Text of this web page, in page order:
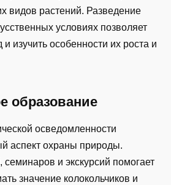
видов растений. Разведение
условиях позволяет
изучить особенности их роста и
образование
осведомленности
аспект охраны природы.
и экскурсий помогает
значение колокольчиков и